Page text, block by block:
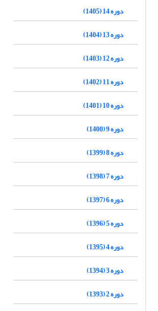
دوره 14 (1405)
دوره 13 (1404)
دوره 12 (1403)
دوره 11 (1402)
دوره 10 (1401)
دوره 9 (1400)
دوره 8 (1399)
دوره 7 (1398)
دوره 6 (1397)
دوره 5 (1396)
دوره 4 (1395)
دوره 3 (1394)
دوره 2 (1393)